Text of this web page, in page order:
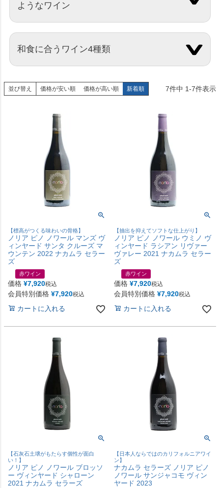
ようなワイン
和食に合うワイン4種類
並び替え 価格が安い順 価格が高い順 新着順 7件中 1-7件表示
【標高がつくる味わいの骨格】
ノリア ピノ ノワール マンズ ヴ
ィンヤード サンタ クルーズ マ
ウンテン 2022 ナカムラ セラー
ズ
赤ワイン
価格 ¥7,920税込
会員特別価格 ¥7,920税込
カートに入れる
【抽出を抑えてソフトな仕上がり】
ノリア ピノ ノワール ウミノ ヴ
ィンヤード ラシアン リヴァー
ヴァレー 2021 ナカムラ セラー
ズ
赤ワイン
価格 ¥7,920税込
会員特別価格 ¥7,920税込
カートに入れる
【石灰石土壌がもたらす個性が面白
い！】
ノリア ピノ ノワール ブロッソ
ー ヴィンヤード シャローン
2021 ナカムラ セラーズ
【日本人ならではのカリフォルニアワイ
ン】
ナカムラ セラーズ ノリア ピノ
ノワール サンジャコモ ヴィン
ヤード 2023